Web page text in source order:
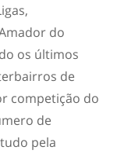
do
os últimos
de
competição do
de
pela